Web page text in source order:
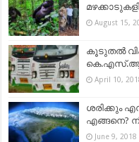
August 15,
കൂടുതല്‍
April 10,
ശരിക്കും
എങ്ങനെ?
June 9, 2018